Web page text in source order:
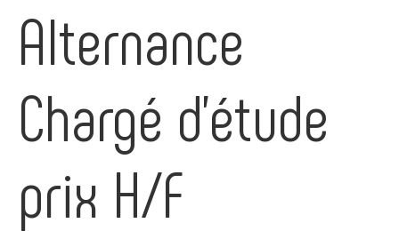
Alternance
Chargé d’étude
prix H/F